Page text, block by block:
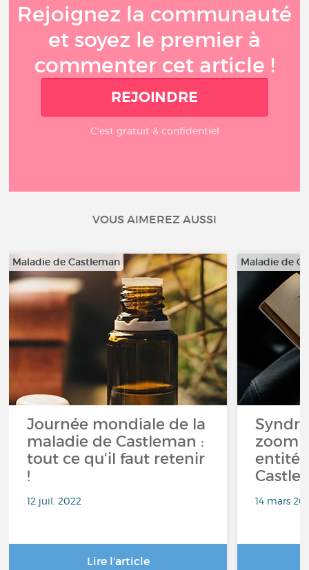
Rejoignez la communauté
et soyez le premier à
commenter cet article !
REJOINDRE
C'est gratuit & confidentiel
VOUS AIMEREZ AUSSI
Maladie de Castleman
Journée mondiale de la
maladie de Castleman :
tout ce qu'il faut retenir
!
12 juil. 2022
Lire l'article
Maladie de
zoom
entité
14 mars